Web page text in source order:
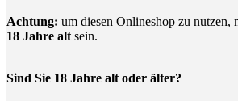
Achtung: um diesen Onlineshop zu nutzen,
18 Jahre alt sein.
Sind Sie 18 Jahre alt oder älter?